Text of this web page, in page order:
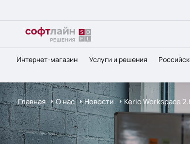
Интернет-магазин Услуги и решения
Главная О нас Новости Kerio Workspace